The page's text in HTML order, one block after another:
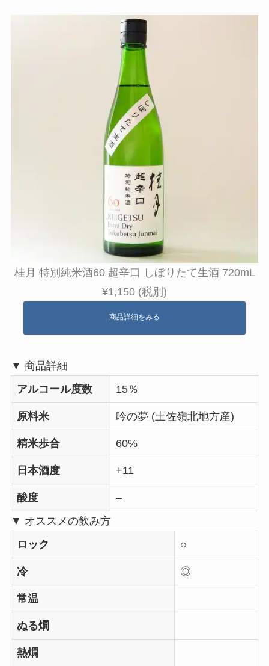
桂月 特別純米酒60 超辛口 しぼりたて生酒 720mL
¥1,150 (税別)
商品詳細をみる
▼ 商品詳細
アルコール度数
15％
原料米 吟の夢 (土佐嶺北地方産)
精米歩合 60%
日本酒度 +11
酸度
–
▼ オススメの飲み方
ロック
○
冷 ◎
常温
ぬる燗
熱燗